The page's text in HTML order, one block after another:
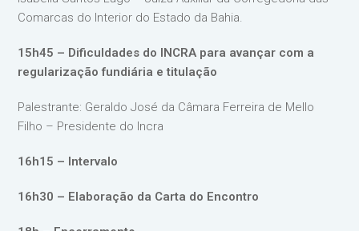
Comarcas do Interior do Estado da Bahia.
15h45 – Dificuldades do INCRA para avançar com a
regularização fundiária e titulação
Palestrante: Geraldo José da Câmara Ferreira de Mello
Filho – Presidente do Incra
16h15 – Intervalo
16h30 – Elaboração da Carta do Encontro